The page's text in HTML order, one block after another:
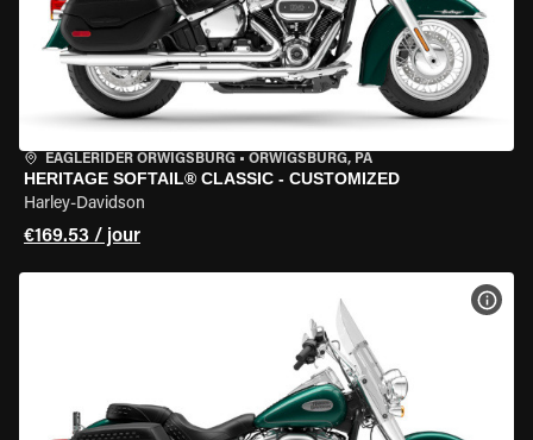
EAGLERIDER ORWIGSBURG • ORWIGSBURG, PA
HERITAGE SOFTAIL® CLASSIC - CUSTOMIZED
Harley-Davidson
€169.53 / jour